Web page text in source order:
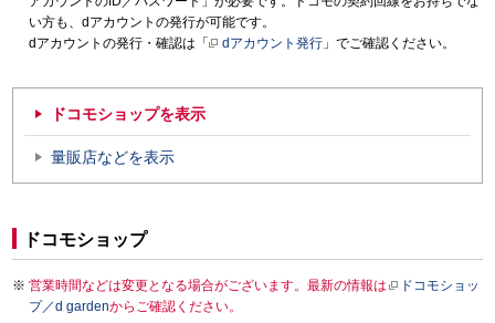
い方も、dアカウントの発行が可能です。
dアカウントの発行・確認は「
dアカウント発行 」でご確認ください。
ドコモショップを表示
量販店などを表示
ドコモショップ
営業時間などは変更となる場合がございます。最新の情報は
ドコモショッ
プ／d gardenからご確認ください。